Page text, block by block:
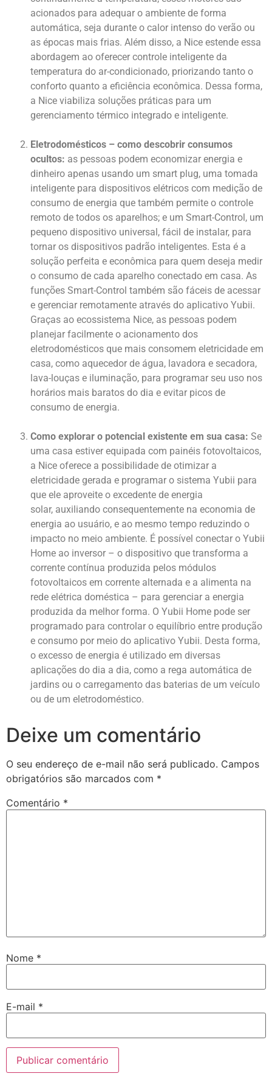
acionados para adequar o ambiente de forma
automática, seja durante o calor intenso do verão ou
as épocas mais frias. Além disso, a Nice estende essa
abordagem ao oferecer controle inteligente da
temperatura do ar-condicionado, priorizando tanto o
conforto quanto a eficiência econômica. Dessa forma,
a Nice viabiliza soluções práticas para um
gerenciamento térmico integrado e inteligente.
Eletrodomésticos – como descobrir consumos
ocultos: as pessoas podem economizar energia e
dinheiro apenas usando um smart plug, uma tomada
inteligente para dispositivos elétricos com medição de
consumo de energia que também permite o controle
remoto de todos os aparelhos; e um Smart-Control, um
pequeno dispositivo universal, fácil de instalar, para
tornar os dispositivos padrão inteligentes. Esta é a
solução perfeita e econômica para quem deseja medir
o consumo de cada aparelho conectado em casa. As
funções Smart-Control também são fáceis de acessar
e gerenciar remotamente através do aplicativo Yubii.
Graças ao ecossistema Nice, as pessoas podem
planejar facilmente o acionamento dos
eletrodomésticos que mais consomem eletricidade em
casa, como aquecedor de água, lavadora e secadora,
lava-louças e iluminação, para programar seu uso nos
horários mais baratos do dia e evitar picos de
consumo de energia.
Como explorar o potencial existente em sua casa: Se
uma casa estiver equipada com painéis fotovoltaicos,
a Nice oferece a possibilidade de otimizar a
eletricidade gerada e programar o sistema Yubii para
que ele aproveite o excedente de energia
solar, auxiliando consequentemente na economia de
energia ao usuário, e ao mesmo tempo reduzindo o
impacto no meio ambiente. É possível conectar o Yubii
Home ao inversor – o dispositivo que transforma a
corrente contínua produzida pelos módulos
fotovoltaicos em corrente alternada e a alimenta na
rede elétrica doméstica – para gerenciar a energia
produzida da melhor forma. O Yubii Home pode ser
programado para controlar o equilíbrio entre produção
e consumo por meio do aplicativo Yubii. Desta forma,
o excesso de energia é utilizado em diversas
aplicações do dia a dia, como a rega automática de
jardins ou o carregamento das baterias de um veículo
ou de um eletrodoméstico.
Deixe um comentário
O seu endereço de e-mail não será publicado. Campos
obrigatórios são marcados com *
Comentário *
Nome *
E-mail *